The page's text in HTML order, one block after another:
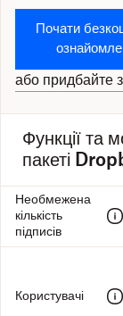
Почати
або придбайте
Функції та
пакеті
Необмежена
кількість
підписів
Користувачі